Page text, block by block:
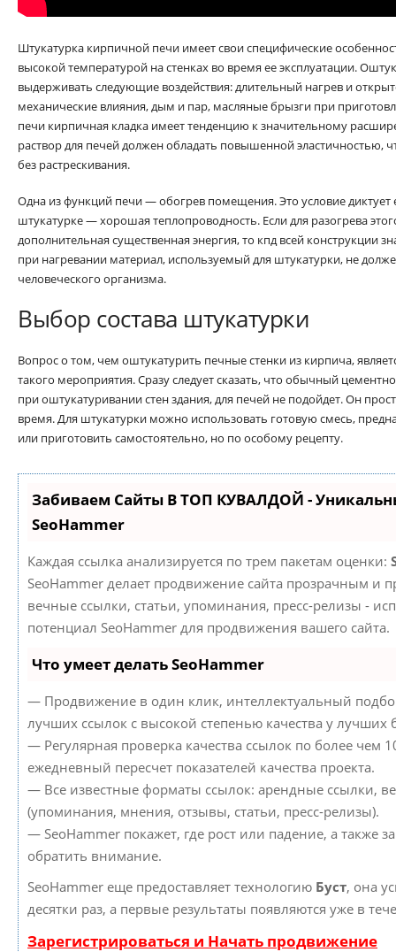
Штукатурка кирпичной печи имеет свои специфические
высокой температурой на стенках во время ее эксплуатации.
выдерживать следующие воздействия: длительный нагрев и
механические влияния, дым и пар, масляные брызги при
печи кирпичная кладка имеет тенденцию к значительному
раствор для печей должен обладать повышенной эластичностью,
без растрескивания.
Одна из функций печи — обогрев помещения. Это условие
штукатурке — хорошая теплопроводность. Если для разогрева
дополнительная существенная энергия, то кпд всей конструкции
при нагревании материал, используемый для штукатурки, не
человеческого организма.
Выбор состава штукатурки
Вопрос о том, чем оштукатурить печные стенки из кирпича,
такого мероприятия. Сразу следует сказать, что обычный
при оштукатуривании стен здания, для печей не подойдет. Он
время. Для штукатурки можно использовать готовую смесь,
или приготовить самостоятельно, но по особому рецепту.
Забиваем Сайты В ТОП КУВАЛДОЙ -
SeoHammer
Каждая ссылка анализируется по трем пакетам оценки:
SeoHammer делает продвижение сайта прозрачным и
вечные ссылки, статьи, упоминания, пресс-релизы -
потенциал SeoHammer для продвижения вашего сайта.
Что умеет делать SeoHammer
— Продвижение в один клик, интеллектуальный
лучших ссылок с высокой степенью качества у лучших
— Регулярная проверка качества ссылок по более чем
ежедневный пересчет показателей качества проекта.
— Все известные форматы ссылок: арендные ссылки,
(упоминания, мнения, отзывы, статьи, пресс-релизы).
— SeoHammer покажет, где рост или падение, а также
обратить внимание.
SeoHammer еще предоставляет технологию Буст, она
десятки раз, а первые результаты появляются уже в
Зарегистрироваться и Начать продвижение